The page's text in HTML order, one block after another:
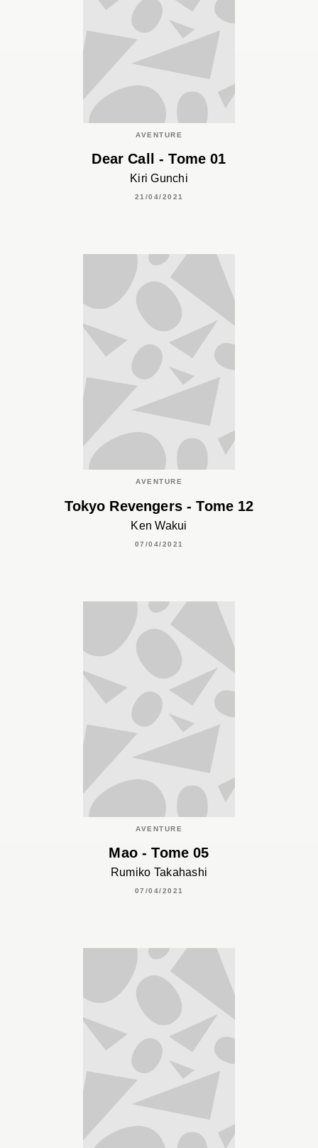
AVENTURE
Dear Call - Tome 01
Kiri Gunchi
21/04/2021
AVENTURE
Tokyo Revengers - Tome 12
Ken Wakui
07/04/2021
AVENTURE
Mao - Tome 05
Rumiko Takahashi
07/04/2021